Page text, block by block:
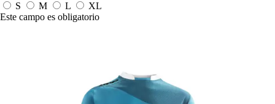
S M L
XL
Este campo es obligatorio